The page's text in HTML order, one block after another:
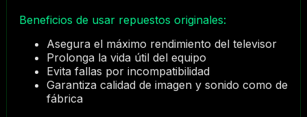
Beneficios de usar repuestos originales:
Asegura el máximo rendimiento del televisor
Prolonga la vida útil del equipo
Evita fallas por incompatibilidad
Garantiza calidad de imagen y sonido como de
fábrica